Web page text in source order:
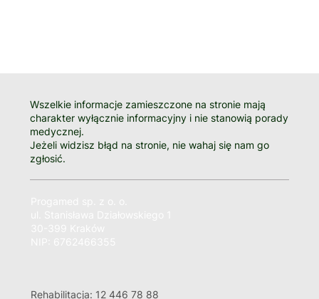
Wszelkie informacje zamieszczone na stronie mają
charakter wyłącznie informacyjny i nie stanowią porady
medycznej.
Jeżeli widzisz błąd na stronie, nie wahaj się nam go
zgłosić.
Rehabilitacja: 12 446 78 88